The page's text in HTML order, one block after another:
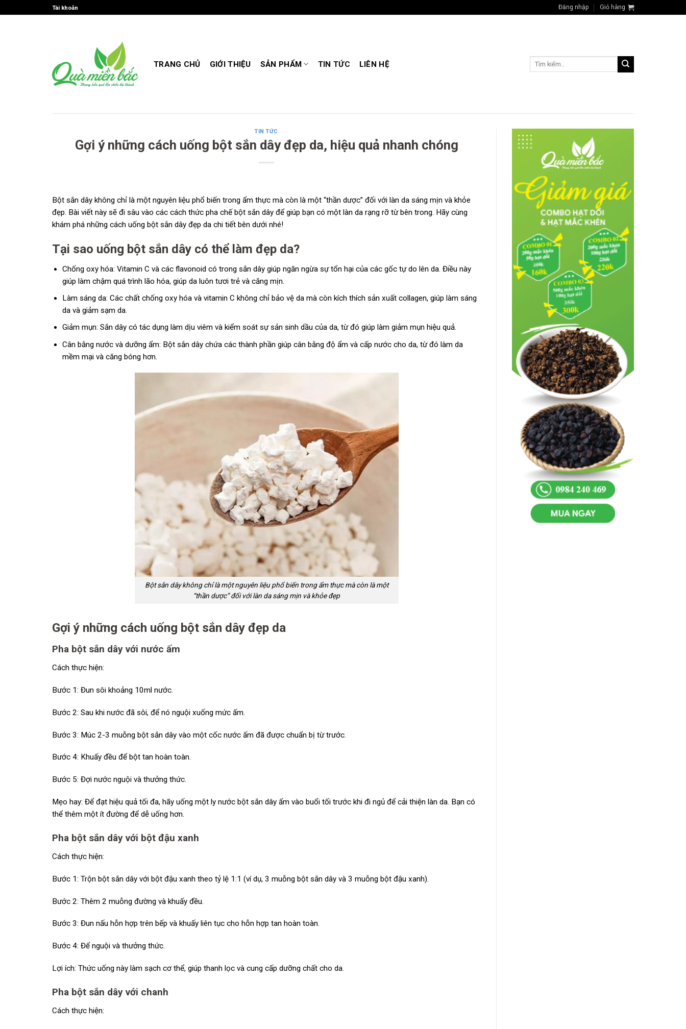
to
Tài khoản Đăng nhập Giỏ hàng
TRANG CHỦ GIỚI THIỆU SẢN PHẨM TIN TỨC LIÊN HỆ
Tìm
TIN TỨC
Gợi ý những cách uống bột sắn dây đẹp da, hiệu quả nhanh chóng
Bột sắn dây không chỉ là một nguyên liệu phổ biến trong ẩm thực mà còn là một “thần dược” đối với làn da sáng mịn và khỏe
đẹp. Bài viết này sẽ đi sâu vào các cách thức pha chế bột sắn dây để giúp bạn có một làn da rạng rỡ từ bên trong. Hãy cùng
khám phá những cách uống bột sắn dây đẹp da chi tiết bên dưới nhé!
Tại sao uống bột sắn dây có thể làm đẹp da?
Chống oxy hóa: Vitamin C và các flavonoid có trong sắn dây giúp ngăn ngừa sự tổn hại của các gốc tự do lên da. Điều này
giúp làm chậm quá trình lão hóa, giúp da luôn tươi trẻ và căng mịn.
Làm sáng da: Các chất chống oxy hóa và vitamin C không chỉ bảo vệ da mà còn kích thích sản xuất collagen, giúp làm sáng
da và giảm sạm da.
Giảm mụn: Sắn dây có tác dụng làm dịu viêm và kiểm soát sự sản sinh dầu của da, từ đó giúp làm giảm mụn hiệu quả.
Cân bằng nước và dưỡng ẩm: Bột sắn dây chứa các thành phần giúp cân bằng độ ẩm và cấp nước cho da, từ đó làm da
mềm mại và căng bóng hơn.
Bột sắn dây không chỉ là một nguyên liệu phổ biến trong ẩm thực mà còn là một
“thần dược” đối với làn da sáng mịn và khỏe đẹp
Gợi ý những cách uống bột sắn dây đẹp da
Pha bột sắn dây với nước ấm
Cách thực hiện:
Bước 1: Đun sôi khoảng 10ml nước.
Bước 2: Sau khi nước đã sôi, để nó nguội xuống mức ấm.
Bước 3: Múc 2-3 muỗng bột sắn dây vào một cốc nước ấm đã được chuẩn bị từ trước.
Bước 4: Khuấy đều để bột tan hoàn toàn.
Bước 5: Đợi nước nguội và thưởng thức.
Mẹo hay: Để đạt hiệu quả tối đa, hãy uống một ly nước bột sắn dây ấm vào buổi tối trước khi đi ngủ để cải thiện làn da. Bạn có
thể thêm một ít đường để dễ uống hơn.
Pha bột sắn dây với bột đậu xanh
Cách thực hiện:
Bước 1: Trộn bột sắn dây với bột đậu xanh theo tỷ lệ 1:1 (ví dụ, 3 muỗng bột sắn dây và 3 muỗng bột đậu xanh).
Bước 2: Thêm 2 muỗng đường và khuấy đều.
Bước 3: Đun nấu hỗn hợp trên bếp và khuấy liên tục cho hỗn hợp tan hoàn toàn.
Bước 4: Để nguội và thưởng thức.
Lợi ích: Thức uống này làm sạch cơ thể, giúp thanh lọc và cung cấp dưỡng chất cho da.
Pha bột sắn dây với chanh
Cách thực hiện: